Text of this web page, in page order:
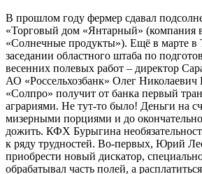
В прошлом году фермер сдавал
«Торговый дом «Янтарный» (компания
«Солнечные продукты»). Ещё в марте в
заседании областного штаба по
весенних полевых работ – директор
АО «Россельхозбанк» Олег Николаевич
«Солпро» получит от банка первый
аграриями. Не тут-то было! Деньги на
мизерными порциями и до
дожить. КФХ Бурыгина
к ряду трудностей. Во-первых, Юрий
приобрести новый дискатор,
обрабатывал часть полей, а